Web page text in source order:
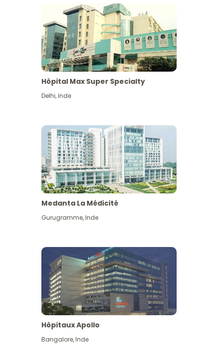
Hôpital Max Super Specialty
Delhi,Inde
Medanta La Médicité
Gurugramme,Inde
Hôpitaux Apollo
Bangalore,Inde